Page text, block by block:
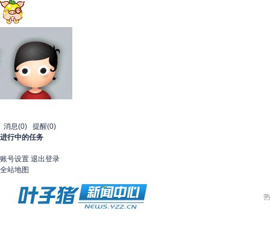
消息(0) 提醒(0)
进行中的任务
账号设置 退出登录
全站地图